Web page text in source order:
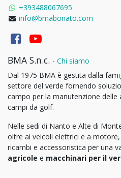
+393488067695
info@bmabonato.com
BMA S.n.c. - Chi siamo
Dal 1975 BMA è gestita dalla
settore del verde fornendo
campo per la manutenzione delle
campi da golf.
Nelle sedi di Nanto e Alte di
oltre ai veicoli elettrici e a
ricambi e accessoristica per una
agricole e macchinari per il